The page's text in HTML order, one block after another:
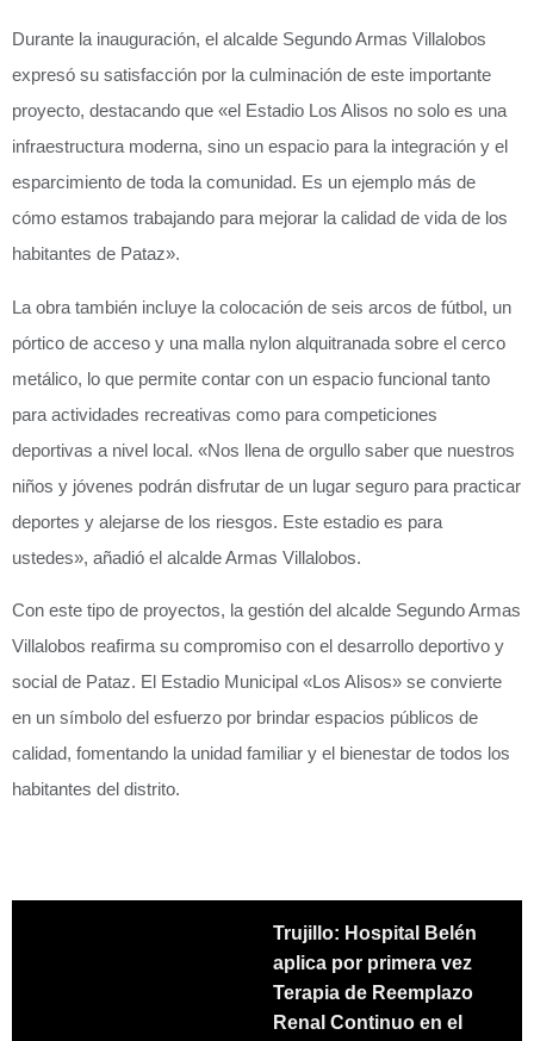
Durante la inauguración, el alcalde Segundo Armas Villalobos
expresó su satisfacción por la culminación de este importante
proyecto, destacando que «el Estadio Los Alisos no solo es una
infraestructura moderna, sino un espacio para la integración y el
esparcimiento de toda la comunidad. Es un ejemplo más de
cómo estamos trabajando para mejorar la calidad de vida de los
habitantes de Pataz».
La obra también incluye la colocación de seis arcos de fútbol, un
pórtico de acceso y una malla nylon alquitranada sobre el cerco
metálico, lo que permite contar con un espacio funcional tanto
para actividades recreativas como para competiciones
deportivas a nivel local. «Nos llena de orgullo saber que nuestros
niños y jóvenes podrán disfrutar de un lugar seguro para practicar
deportes y alejarse de los riesgos. Este estadio es para
ustedes», añadió el alcalde Armas Villalobos.
Con este tipo de proyectos, la gestión del alcalde Segundo Armas
Villalobos reafirma su compromiso con el desarrollo deportivo y
social de Pataz. El Estadio Municipal «Los Alisos» se convierte
en un símbolo del esfuerzo por brindar espacios públicos de
calidad, fomentando la unidad familiar y el bienestar de todos los
habitantes del distrito.
Trujillo: Hospital Belén
aplica por primera vez
Terapia de Reemplazo
Renal Continuo en el